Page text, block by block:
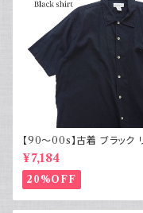
【90～00s】古着 ブラック
ンコットンシャツ 黒 ボックス
ルエット
¥7,184
20%OFF